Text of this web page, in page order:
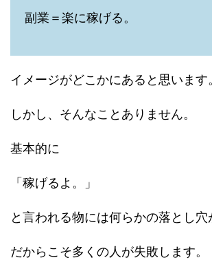
副業＝楽に稼げる。
イメージがどこかにあると思います
しかし、そんなことありません。
基本的に
「稼げるよ。」
と言われる物には何らかの落とし穴
だからこそ多くの人が失敗します。